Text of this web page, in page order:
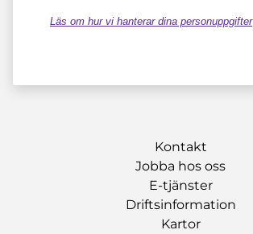
Läs om hur vi hanterar dina personuppgifter
Kontakt
Jobba hos oss
E-tjänster
Driftsinformation
Kartor